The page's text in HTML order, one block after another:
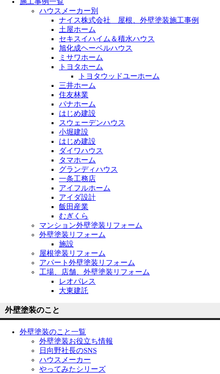
ハウスメーカー別
ナイス株式会社 屋根、外壁塗装施工事例
土屋ホーム
セキスイハイム＆積水ハウス
旭化成ヘーベルハウス
ミサワホーム
トヨタホーム
トヨタウッドユーホーム
三井ホーム
住友林業
パナホーム
はじめ建設
スウェーデンハウス
小堀建設
はじめ建設
ダイワハウス
タマホーム
グランディハウス
一条工務店
アイフルホーム
アイダ設計
飯田産業
むぎくら
マンション外壁塗装リフォーム
外壁塗装リフォーム
施設
屋根塗装リフォーム
アパート外壁塗装リフォーム
工場、店舗、外壁塗装リフォーム
レオパレス
大東建託
外壁塗装のこと
外壁塗装のこと一覧
外壁塗装お役立ち情報
日向野社長のSNS
ハウスメーカー
やってみたシリーズ